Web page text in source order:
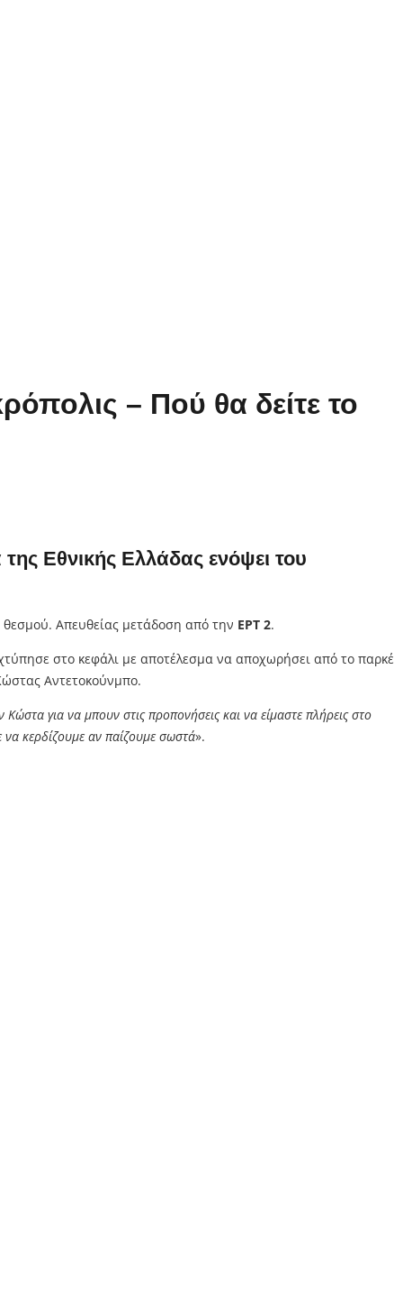
– Πού θα δείτε το
της Εθνικής Ελλάδας ενόψει του
Απευθείας μετάδοση από την ΕΡΤ 2.
στο κεφάλι με αποτέλεσμα να αποχωρήσει από το παρκέ
Αντετοκούνμπο.
για να μπουν στις προπονήσεις και να είμαστε πλήρεις στο
να κερδίζουμε αν παίζουμε σωστά».